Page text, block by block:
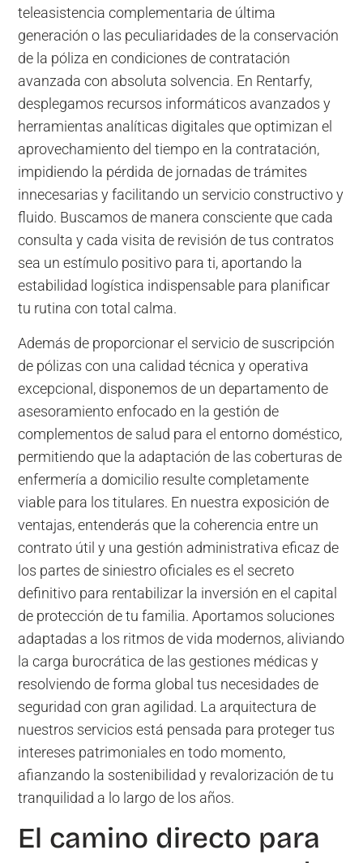
teleasistencia complementaria de última
generación o las peculiaridades de la conservación
de la póliza en condiciones de contratación
avanzada con absoluta solvencia. En Rentarfy,
desplegamos recursos informáticos avanzados y
herramientas analíticas digitales que optimizan el
aprovechamiento del tiempo en la contratación,
impidiendo la pérdida de jornadas de trámites
innecesarias y facilitando un servicio constructivo y
fluido. Buscamos de manera consciente que cada
consulta y cada visita de revisión de tus contratos
sea un estímulo positivo para ti, aportando la
estabilidad logística indispensable para planificar
tu rutina con total calma.
Además de proporcionar el servicio de suscripción
de pólizas con una calidad técnica y operativa
excepcional, disponemos de un departamento de
asesoramiento enfocado en la gestión de
complementos de salud para el entorno doméstico,
permitiendo que la adaptación de las coberturas de
enfermería a domicilio resulte completamente
viable para los titulares. En nuestra exposición de
ventajas, entenderás que la coherencia entre un
contrato útil y una gestión administrativa eficaz de
los partes de siniestro oficiales es el secreto
definitivo para rentabilizar la inversión en el capital
de protección de tu familia. Aportamos soluciones
adaptadas a los ritmos de vida modernos, aliviando
la carga burocrática de las gestiones médicas y
resolviendo de forma global tus necesidades de
seguridad con gran agilidad. La arquitectura de
nuestros servicios está pensada para proteger tus
intereses patrimoniales en todo momento,
afianzando la sostenibilidad y revalorización de tu
tranquilidad a lo largo de los años.
El camino directo para